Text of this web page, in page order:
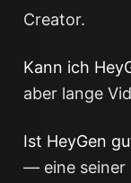
Creator.
Kann ich
aber lange
Ist HeyGen
— eine seiner